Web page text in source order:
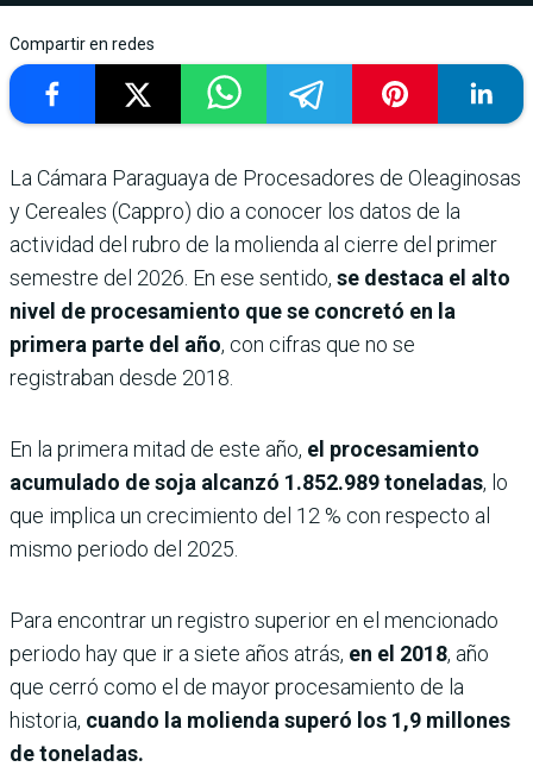
Compartir en redes
La Cámara Paraguaya de Procesadores de Oleaginosas
y Cereales (Cappro) dio a conocer los datos de la
actividad del rubro de la molienda al cierre del primer
semestre del 2026. En ese sentido, se destaca el alto
nivel de procesamiento que se concretó en la
primera parte del año, con cifras que no se
registraban desde 2018.
En la primera mitad de este año, el procesamiento
acumulado de soja alcanzó 1.852.989 toneladas, lo
que implica un crecimiento del 12 % con respecto al
mismo periodo del 2025.
Para encontrar un registro superior en el mencionado
periodo hay que ir a siete años atrás, en el 2018, año
que cerró como el de mayor procesamiento de la
historia, cuando la molienda superó los 1,9 millones
de toneladas.